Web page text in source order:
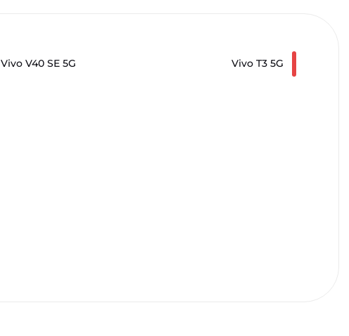
Vivo V40 SE 5G Vivo T3 5G